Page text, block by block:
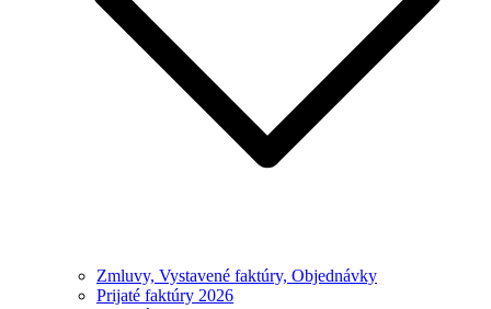
Zmluvy, Vystavené faktúry, Objednávky
Prijaté faktúry 2026